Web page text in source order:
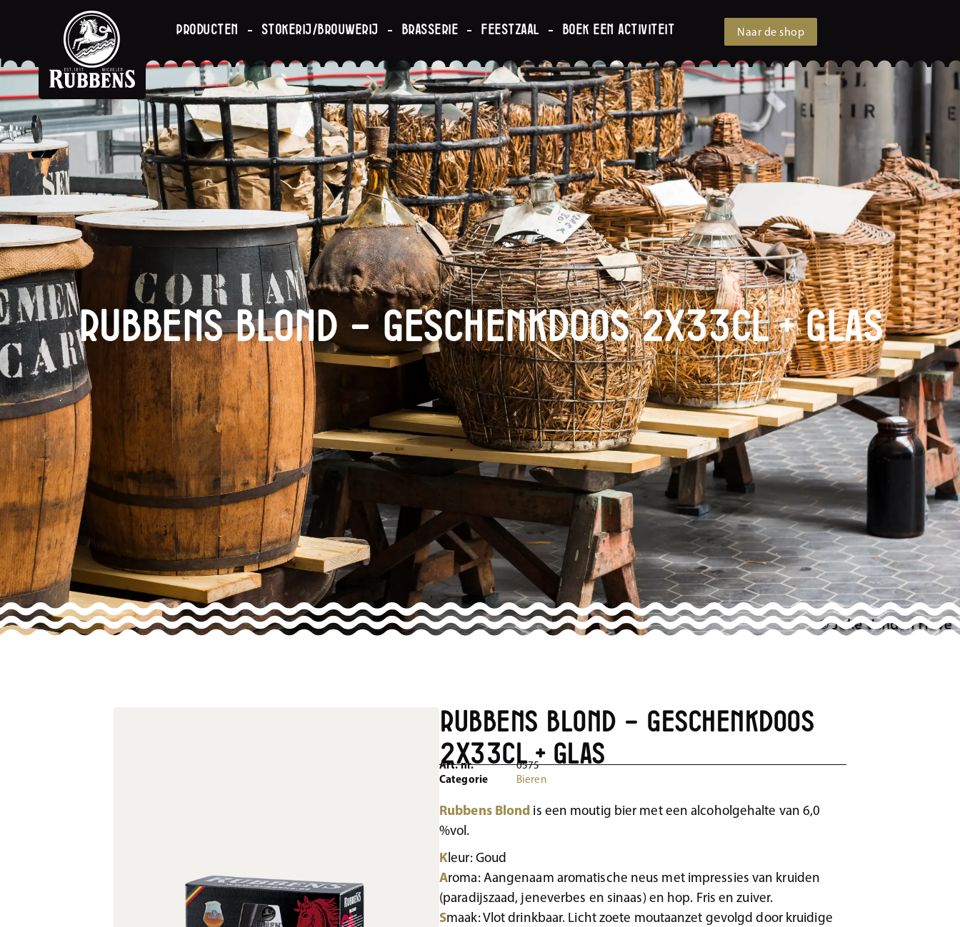
Producten Stokerij/brouwerij Brasserie Feestzaal Boek een activiteit Naar de shop
Rubbens Blond – Geschenkdoos 2x33cl + Glas
Rubbens Blond – Geschenkdoos
2x33cl + Glas
Art. nr.
0575
Categorie
Bieren
Rubbens Blond is een moutig bier met een alcoholgehalte van 6,0
%vol.
Kleur: Goud
Aroma: Aangenaam aromatische neus met impressies van kruiden
(paradijszaad, jeneverbes en sinaas) en hop. Fris en zuiver.
Smaak: Vlot drinkbaar. Licht zoete moutaanzet gevolgd door kruidige